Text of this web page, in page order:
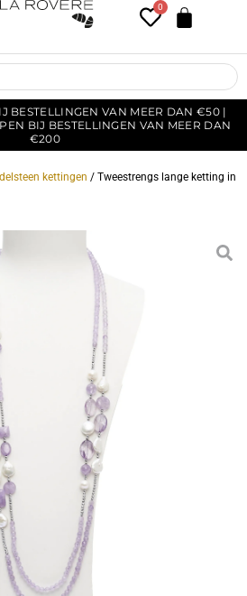
0
BESTELLINGEN VAN MEER DAN €50 |
BIJ BESTELLINGEN VAN MEER DAN
€200
kettingen / Tweestrengs lange ketting in